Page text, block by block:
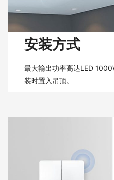
安装方式
最大输出功率高达LED
装时置入吊顶。